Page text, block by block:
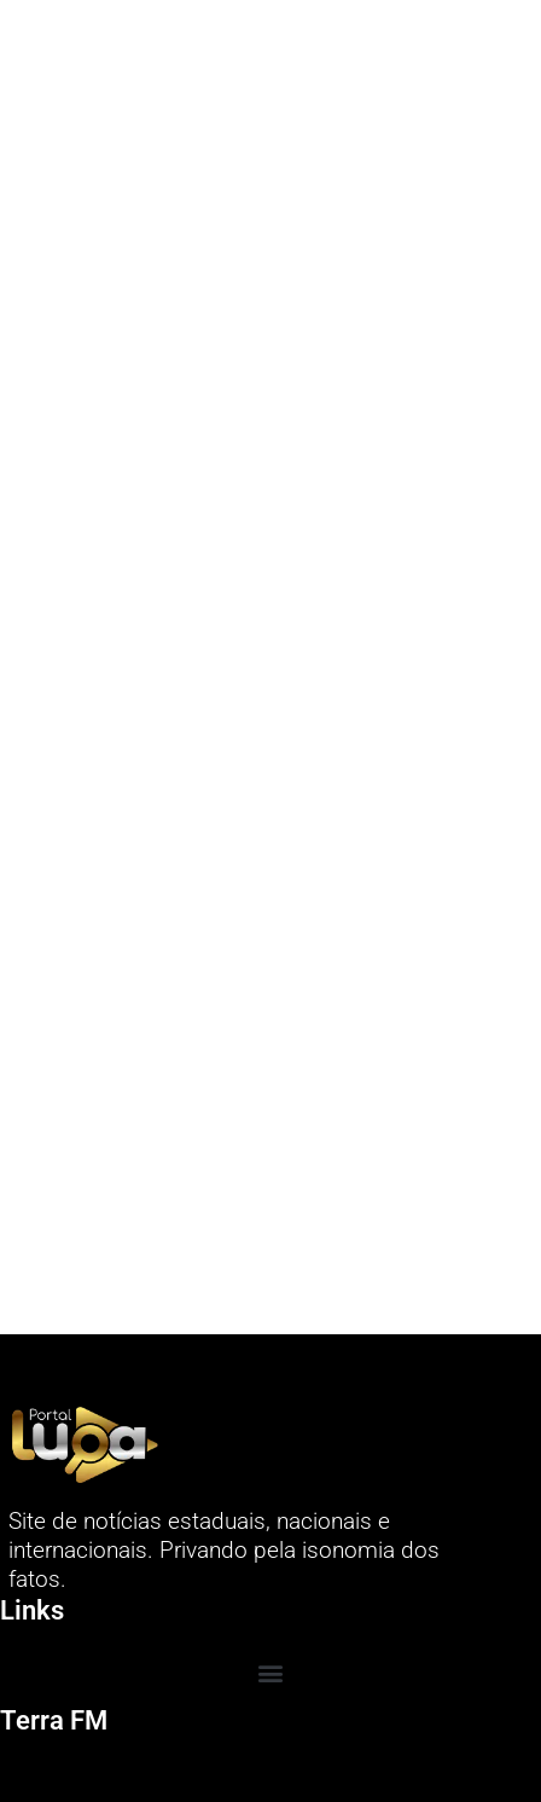
Site de notícias estaduais, nacionais e
internacionais. Privando pela isonomia dos
fatos.
Links
Terra FM